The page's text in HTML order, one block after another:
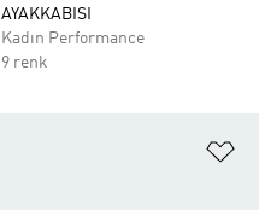
AYAKKABISI
Kadın Performance
9 renk